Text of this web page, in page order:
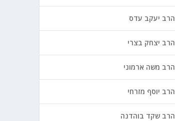
הרב יעקב עדס
הרב יצחק בצרי
הרב משה ארמוני
הרב יוסף מזרחי
הרב שקד בוהדנה